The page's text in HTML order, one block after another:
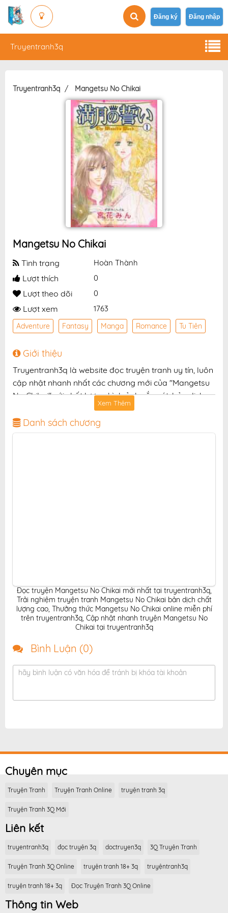
Đăng ký Đăng nhập
Truyentranh3q
Truyentranh3q Mangetsu No Chikai
Mangetsu No Chikai
Tình trạng Hoàn Thành
Lượt thích 0
Lượt theo dõi 0
Lượt xem 1763
Adventure Fantasy Manga Romance Tu Tiên
Giới thiệu
Truyentranh3q là website đọc truyện tranh uy tín, luôn
cập nhật nhanh nhất các chương mới của "Mangetsu
No Chikai" với chất lượng hình ảnh sắc nét, bản dịch
chuẩn và giao diện thân thiện, mang đến trải nghiệm
đọc truyện hấp dẫn, tiện lợi, hoàn toàn miễn phí cho
độc giả yêu thích truyện tranh online.
Xem Thêm
Danh sách chương
Đọc truyện Mangetsu No Chikai mới nhất tại truyentranh3q,
Trải nghiệm truyện tranh Mangetsu No Chikai bản dịch chất
lượng cao, Thưởng thức Mangetsu No Chikai online miễn phí
trên truyentranh3q, Cập nhật nhanh truyện Mangetsu No
Chikai tại truyentranh3q
Bình Luận (0)
hãy bình luận có văn hóa để tránh bị khóa tài khoản
Chuyên mục
Truyện Tranh Truyện Tranh Online truyện tranh 3q
Truyện Tranh 3Q Mới
Liên kết
truyentranh3q đọc truyện 3q doctruyen3q 3Q Truyện Tranh
Truyện Tranh 3Q Online truyện tranh 18+ 3q truyệntranh3q
truyện tranh 18+ 3q Đọc Truyện Tranh 3Q Online
Thông tin Web